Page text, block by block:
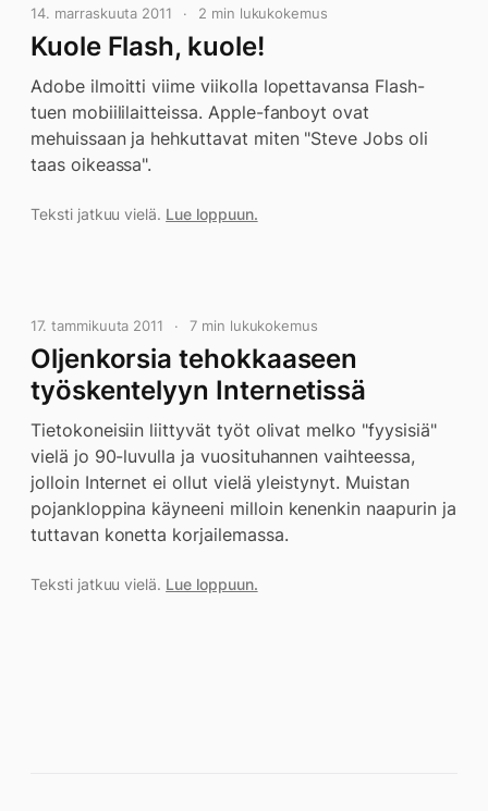
14. marraskuuta 2011 2 min lukukokemus
Kuole Flash, kuole!
Adobe ilmoitti viime viikolla lopettavansa Flash-
tuen mobiililaitteissa. Apple-fanboyt ovat
mehuissaan ja hehkuttavat miten "Steve Jobs oli
taas oikeassa".
Teksti jatkuu vielä. Lue loppuun.
17. tammikuuta 2011 7 min lukukokemus
Oljenkorsia tehokkaaseen
työskentelyyn Internetissä
Tietokoneisiin liittyvät työt olivat melko "fyysisiä"
vielä jo 90-luvulla ja vuosituhannen vaihteessa,
jolloin Internet ei ollut vielä yleistynyt. Muistan
pojankloppina käyneeni milloin kenenkin naapurin ja
tuttavan konetta korjailemassa.
Teksti jatkuu vielä. Lue loppuun.